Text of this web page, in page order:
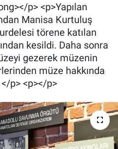
p> <p>Yapılan
Manisa Kurtuluş
törene katılan
kesildi. Daha sonra
gezerek müzenin
müze hakkında
p> <p></p>